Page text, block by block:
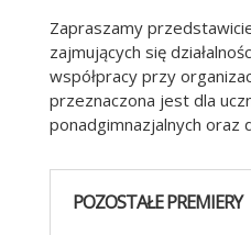
Zapraszamy
zajmujących się
współpracy przy
przeznaczona jest dla
ponadgimnazjalnych oraz
POZOSTAŁE PREMIERY